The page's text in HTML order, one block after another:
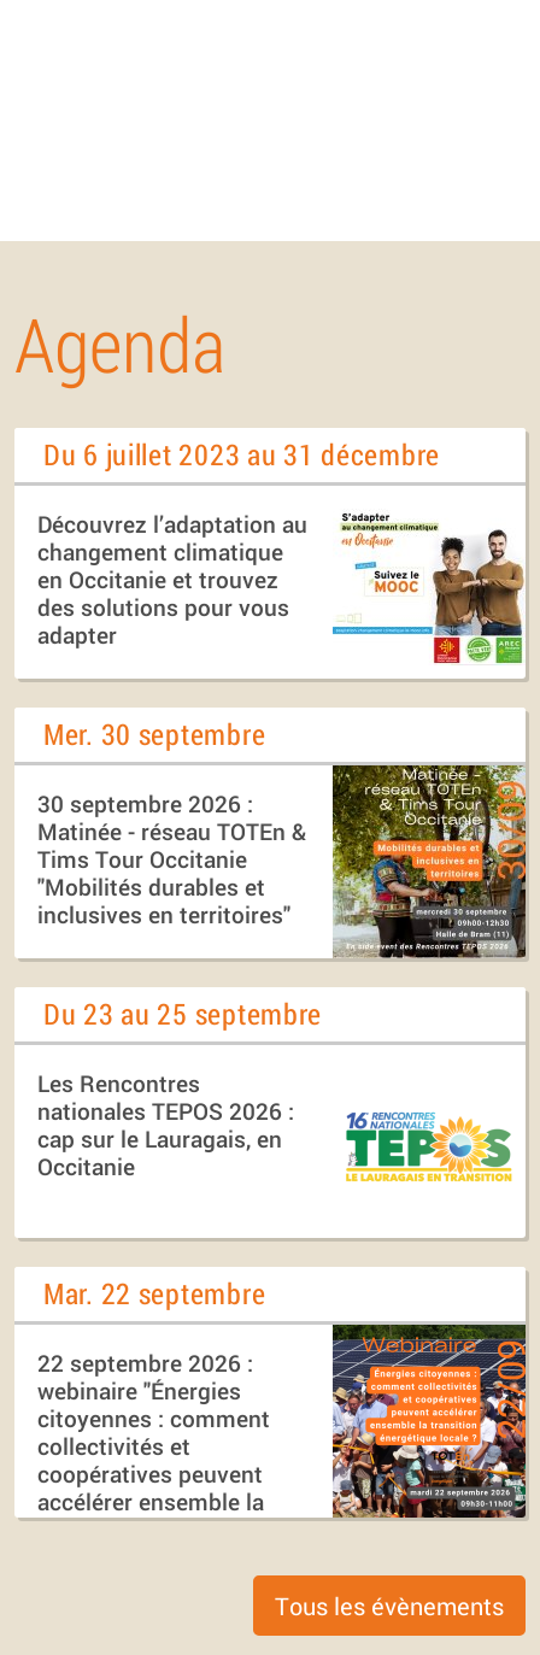
Agenda
Du 6 juillet 2023 au 31 décembre
Découvrez l’adaptation au
changement climatique
en Occitanie et trouvez
des solutions pour vous
adapter
Mer. 30 septembre
30 septembre 2026 :
Matinée - réseau TOTEn &
Tims Tour Occitanie
"Mobilités durables et
inclusives en territoires"
Du 23 au 25 septembre
Les Rencontres
nationales TEPOS 2026 :
cap sur le Lauragais, en
Occitanie
Mar. 22 septembre
22 septembre 2026 :
webinaire "Énergies
citoyennes : comment
collectivités et
coopératives peuvent
accélérer ensemble la
transition énergétique
Tous les évènements